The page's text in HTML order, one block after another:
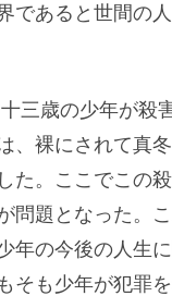
であると世間の
三歳の少年が殺
、裸にされて真
た。ここでこの
問題となった。
年の今後の人生
そも少年が犯罪